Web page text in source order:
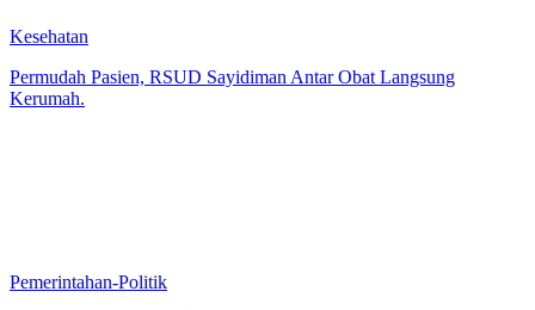
Kesehatan
Permudah Pasien, RSUD Sayidiman Antar Obat Langsung
Kerumah.
Pemerintahan-Politik